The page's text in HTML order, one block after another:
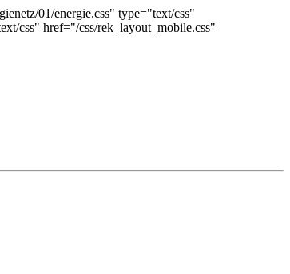
01/energie.css" type="text/css"
css" href="/css/rek_layout_mobile.css"